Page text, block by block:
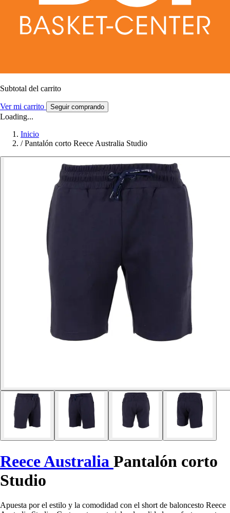
Subtotal del carrito
Ver mi carrito Seguir comprando
Loading...
Inicio
/ Pantalón corto Reece Australia Studio
Reece Australia Pantalón corto
Studio
Apuesta por el estilo y la comodidad con el short de baloncesto Reece